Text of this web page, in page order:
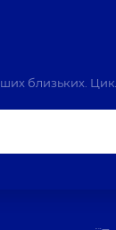
близьких.